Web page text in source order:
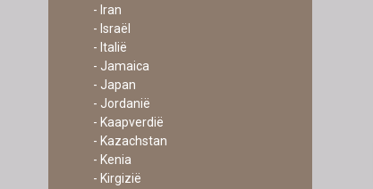
- Iran
- Israël
- Italië
- Jamaica
- Japan
- Jordanië
- Kaapverdië
- Kazachstan
- Kenia
- Kirgizië